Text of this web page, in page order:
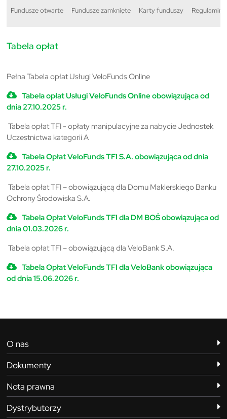
Fundusze otwarte Fundusze zamknięte Karty funduszy
Tabela opłat
Pełna Tabela opłat Usługi VeloFunds Online
Tabela opłat Usługi VeloFunds Online obowiązująca od
dnia 27.10.2025 r.
Tabela opłat TFI - opłaty manipulacyjne za nabycie Jednostek
Uczestnictwa kategorii A
Tabela Opłat VeloFunds TFI S.A. obowiązująca od dnia
27.10.2025 r.
Tabela opłat TFI – obowiązującą dla Domu Maklerskiego Banku
Ochrony Środowiska S.A.
Tabela Opłat VeloFunds TFI dla DM BOŚ obowiązująca od
dnia 01.03.2026 r.
Tabela opłat TFI – obowiązującą dla VeloBank S.A.
Tabela Opłat VeloFunds TFI dla VeloBank obowiązująca
od dnia 15.06.2026 r.
O nas
Dokumenty
Nota prawna
Dystrybutorzy